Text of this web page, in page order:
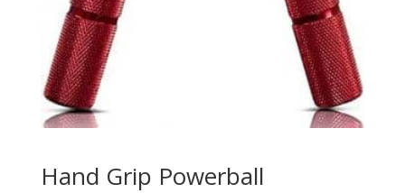
Hand Grip Powerball